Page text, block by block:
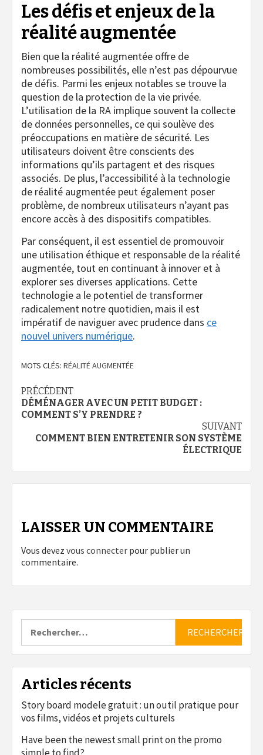
Les défis et enjeux de la
réalité augmentée
Bien que la réalité augmentée offre de
nombreuses possibilités, elle n’est pas dépourvue
de défis. Parmi les enjeux notables se trouve la
question de la protection de la vie privée.
L’utilisation de la RA implique souvent la collecte
de données personnelles, ce qui soulève des
préoccupations en matière de sécurité. Les
utilisateurs doivent être conscients des
informations qu’ils partagent et des risques
associés. De plus, l’accessibilité à la technologie
de réalité augmentée peut également poser
problème, de nombreux utilisateurs n’ayant pas
encore accès à des dispositifs compatibles.
Par conséquent, il est essentiel de promouvoir
une utilisation éthique et responsable de la réalité
augmentée, tout en continuant à innover et à
explorer ses diverses applications. Cette
technologie a le potentiel de transformer
radicalement notre quotidien, mais il est
impératif de naviguer avec prudence dans ce
nouvel univers numérique.
MOTS CLÉS: RÉALITÉ AUGMENTÉE
Navigation
d’article
PRÉCÉDENT
DÉMÉNAGER AVEC UN PETIT BUDGET :
COMMENT S’Y PRENDRE ?
SUIVANT
COMMENT BIEN ENTRETENIR SON SYSTÈME
ÉLECTRIQUE
LAISSER UN COMMENTAIRE
Vous devez vous connecter pour publier un
commentaire.
Articles récents
Story board modele gratuit : un outil pratique pour
vos films, vidéos et projets culturels
Have been the newest small print on the promo